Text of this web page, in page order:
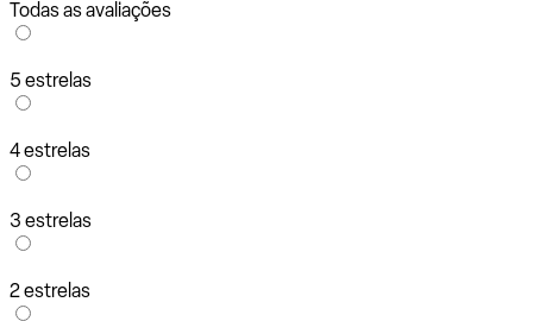
Todas as avaliações
5 estrelas
4 estrelas
3 estrelas
2 estrelas